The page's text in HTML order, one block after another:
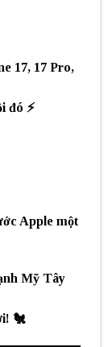
17, 17 Pro,
đó ⚡
Apple một
Mỹ Tây
🐔